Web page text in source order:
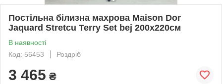
Постільна білизна махрова Maison Dor
Jaquard Stretcu Terry Set bej 200x220см
В наявності
Код: 56453
Роздріб
3 465 ₴